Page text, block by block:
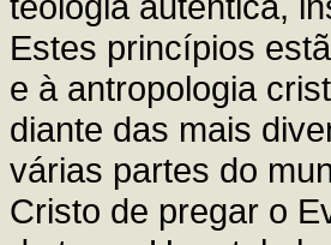
Estes princípios
e à antropologia
diante das mais
várias partes do
Cristo de pregar o